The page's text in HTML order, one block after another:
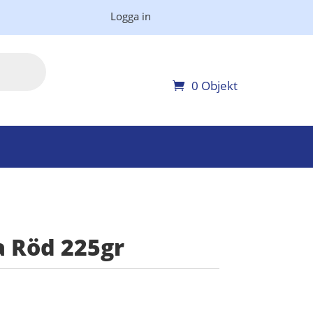
Logga in
0 Objekt
225gr